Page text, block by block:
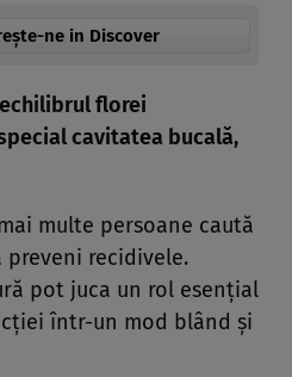
ne in Discover
florei
cavitatea bucală,
multe persoane caută
recidivele.
pot juca un rol esențial
într-un mod blând și